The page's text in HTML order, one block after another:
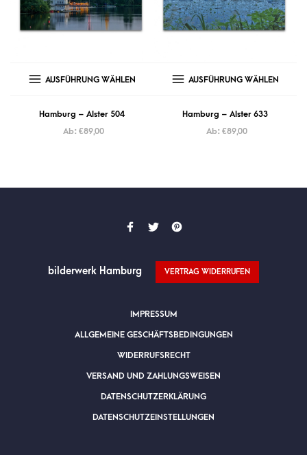
AUSFÜHRUNG WÄHLEN
Hamburg – Alster 504
Ab: €89,00
AUSFÜHRUNG WÄHLEN
Hamburg – Alster 633
Ab: €89,00
bilderwerk Hamburg VERTRAG WIDERRUFEN
IMPRESSUM
ALLGEMEINE GESCHÄFTSBEDINGUNGEN
WIDERRUFSRECHT
VERSAND UND ZAHLUNGSWEISEN
DATENSCHUTZERKLÄRUNG
DATENSCHUTZEINSTELLUNGEN